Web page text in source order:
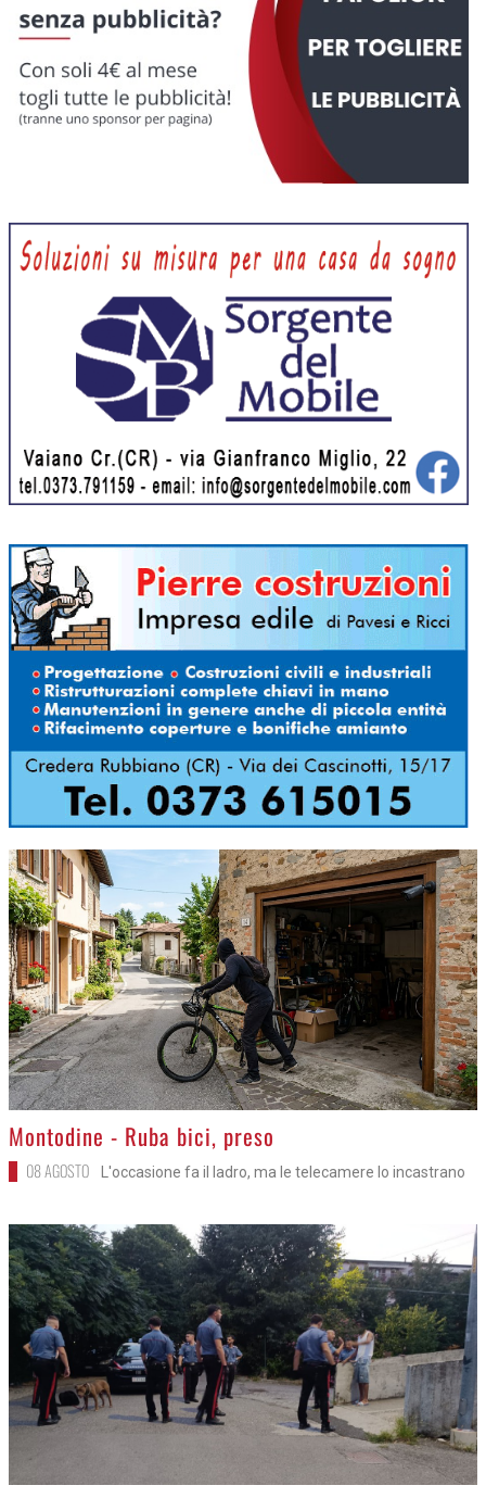
>Montodine - Ruba bici, preso
08 AGOSTO L'occasione fa il ladro, ma le telecamere lo incastrano